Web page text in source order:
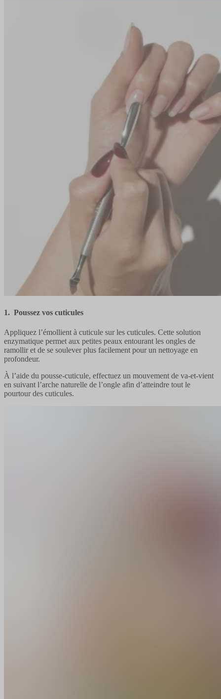
1. Poussez vos cuticules
Appliquez l’émollient à cuticule sur les cuticules. Cette solution
enzymatique permet aux petites peaux entourant les ongles de
ramollir et de se soulever plus facilement pour un nettoyage en
profondeur.
À l’aide du pousse-cuticule, effectuez un mouvement de va-et-vient
en suivant l’arche naturelle de l’ongle afin d’atteindre tout le
pourtour des cuticules.